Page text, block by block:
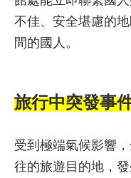
不佳、安全堪慮的
間的國人。
旅行中突發事
受到極端氣候影響
往的旅遊目的地，